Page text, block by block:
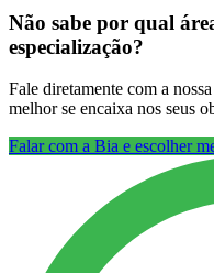
Não sabe por qual
especialização?
Fale diretamente com a
melhor se encaixa nos seus
Falar com a Bia e escolher